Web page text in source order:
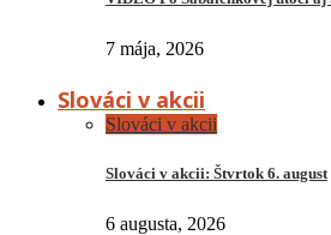
7 mája, 2026
Slováci v akcii
Slováci v akcii
Slováci v akcii: Štvrtok 6. august
6 augusta, 2026